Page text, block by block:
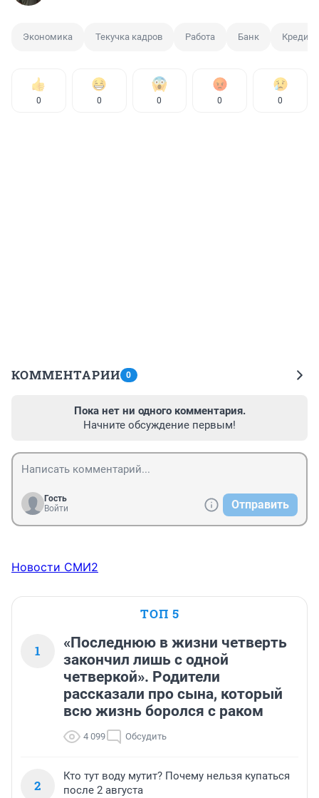
Экономика Текучка кадров Работа Банк Кредит
0 0 0 0 0
КОММЕНТАРИИ 0
Пока нет ни одного комментария.
Начните обсуждение первым!
Гость
Войти
Отправить
Новости СМИ2
ТОП 5
1
«Последнюю в жизни четверть
закончил лишь с одной
четверкой». Родители
рассказали про сына, который
всю жизнь боролся с раком
4 099 Обсудить
2
Кто тут воду мутит? Почему нельзя купаться
после 2 августа